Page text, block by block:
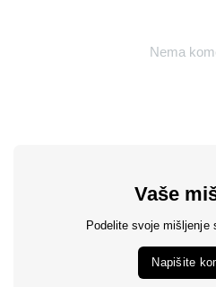
Nema
Vaše
Podelite svoje mišljenje
Napišite